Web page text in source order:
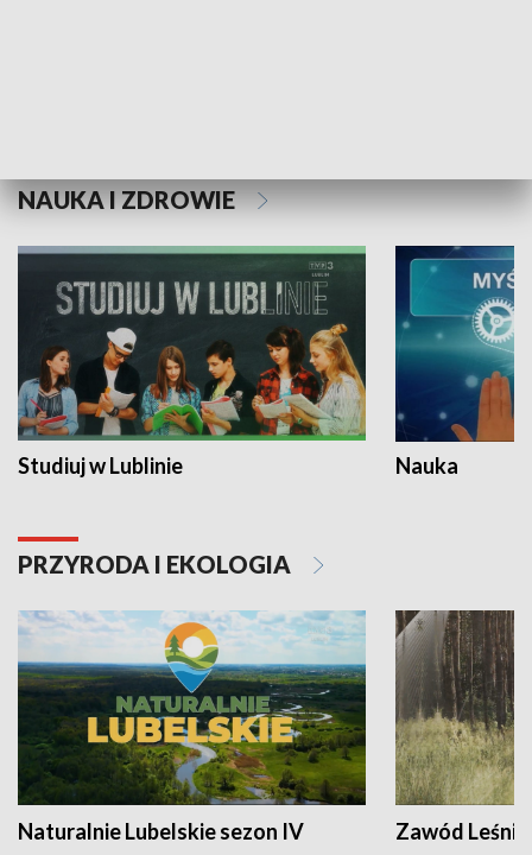
NAUKA I ZDROWIE
Studiuj w Lublinie Nauka
PRZYRODA I EKOLOGIA
Naturalnie Lubelskie sezon IV Zawód Leśnik